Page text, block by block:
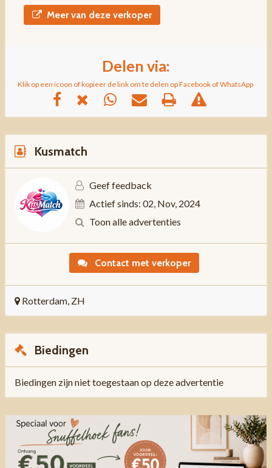
Meer van deze verkoper
Delen via:
Klik op een icoon of kopieer de link om te delen op Facebook of WhatsApp
Kusmatch
Geef feedback
Actief sinds: 02, Nov, 2024
Toon alle advertenties
Contact met verkoper
Rotterdam, ZH
Biedingen
Biedingen zijn niet toegestaan op deze advertentie